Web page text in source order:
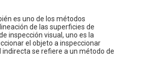
es uno de los métodos
de las superficies de
inspección visual, uno es la
el objeto a inspeccionar
se refiere a un método de